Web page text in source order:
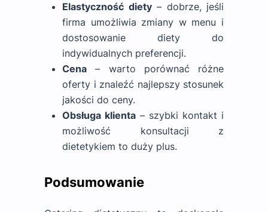
Elastyczność diety– dobrze, jeśli
firma umożliwia zmiany w menu i
dostosowanie diety do
indywidualnych preferencji.
Cena – warto porównać różne
oferty i znaleźć najlepszy stosunek
jakości do ceny.
Obsługa klienta – szybki kontakt i
możliwość konsultacji z
dietetykiem to duży plus.
Podsumowanie